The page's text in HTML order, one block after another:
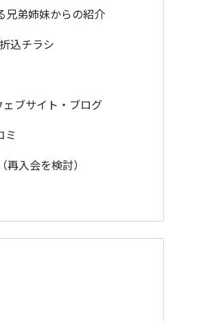
兄弟姉妹からの紹介
込チラシ
ブサイト・ブログ
ミ
入会を検討）